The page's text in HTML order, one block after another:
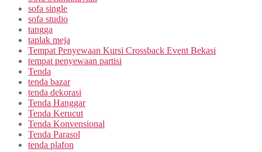
sofa single
sofa studio
tangga
taplak meja
Tempat Penyewaan Kursi Crossback Event Bekasi
tempat penyewaan partisi
Tenda
tenda bazar
tenda dekorasi
Tenda Hanggar
Tenda Kerucut
Tenda Konvensional
Tenda Parasol
tenda plafon